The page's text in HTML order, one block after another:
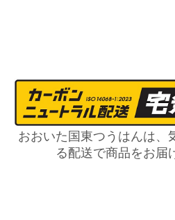
おおいた国東つうはんは、
る配送で商品をお届